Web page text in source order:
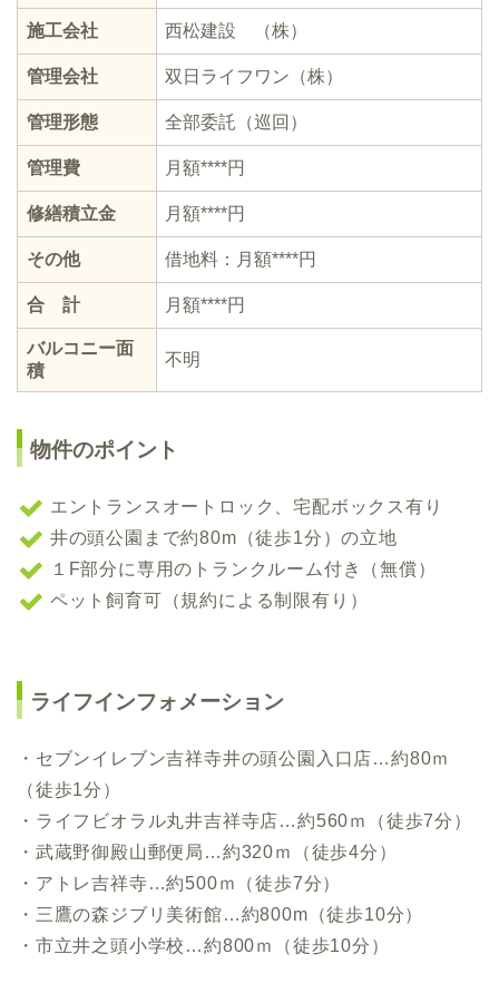
施工会社 ⻄松建設 （株）
管理会社 双日ライフワン（株）
管理形態 全部委託（巡回）
管理費 ⽉額****円
修繕積立金 ⽉額****円
その他 借地料：月額****円
合 計 月額****円
バルコニー面
積
不明
物件のポイント
エントランスオートロック、宅配ボックス有り
井の頭公園まで約80m（徒歩1分）の立地
１F部分に専用のトランクルーム付き（無償）
ペット飼育可（規約による制限有り）
ライフインフォメーション
・セブンイレブン吉祥寺井の頭公園入口店…約80ｍ
（徒歩1分）
・ライフビオラル丸井吉祥寺店…約560ｍ（徒歩7分）
・武蔵野御殿山郵便局…約320ｍ（徒歩4分）
・アトレ吉祥寺…約500ｍ（徒歩7分）
・三鷹の森ジブリ美術館…約800m（徒歩10分）
・市⽴井之頭⼩学校…約800ｍ（徒歩10分）